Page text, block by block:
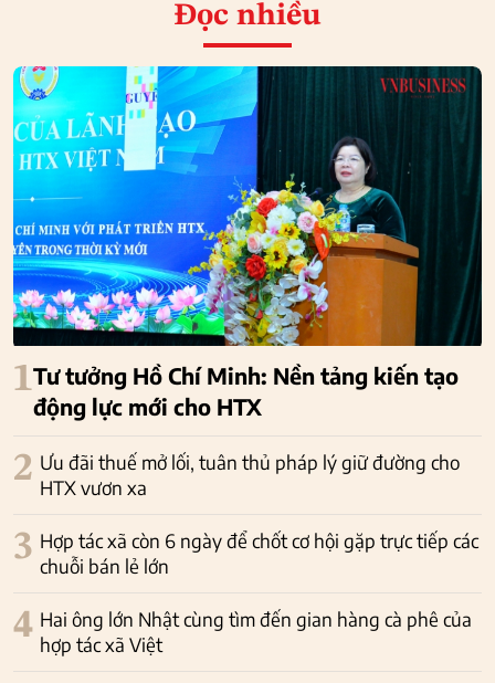
Đọc nhiều
1Tư tưởng Hồ Chí Minh: Nền tảng kiến tạo
động lực mới cho HTX
2 Ưu đãi thuế mở lối, tuân thủ pháp lý giữ đường cho
HTX vươn xa
3 Hợp tác xã còn 6 ngày để chốt cơ hội gặp trực tiếp các
chuỗi bán lẻ lớn
4 Hai ông lớn Nhật cùng tìm đến gian hàng cà phê của
hợp tác xã Việt